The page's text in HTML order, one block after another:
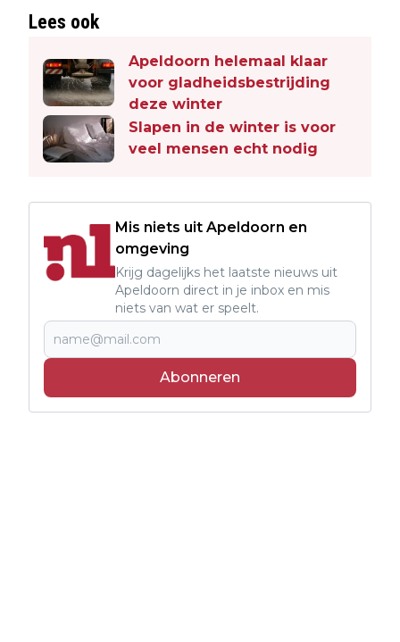
Lees ook
Apeldoorn helemaal klaar
voor gladheidsbestrijding
deze winter
Slapen in de winter is voor
veel mensen echt nodig
Mis niets uit Apeldoorn en
omgeving
Krijg dagelijks het laatste nieuws uit
Apeldoorn direct in je inbox en mis
niets van wat er speelt.
Abonneren